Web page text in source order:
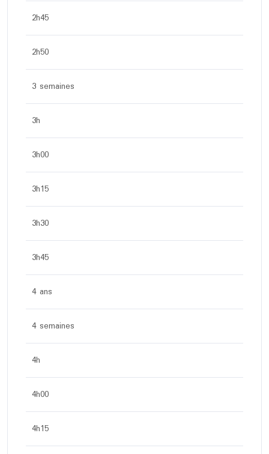
2h45
2h50
3 semaines
3h
3h00
3h15
3h30
3h45
4 ans
4 semaines
4h
4h00
4h15